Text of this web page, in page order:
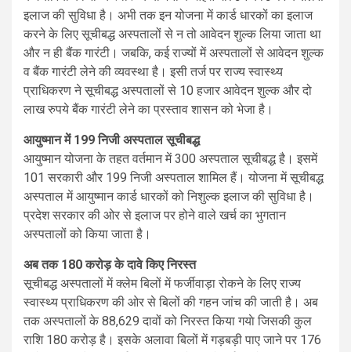
इलाज की सुविधा है। अभी तक इन योजना में कार्ड धारकों का इलाज
करने के लिए सूचीबद्ध अस्पतालों से न तो आवेदन शुल्क लिया जाता था
और न ही बैंक गारंटी। जबकि, कई राज्यों में अस्पतालों से आवेदन शुल्क
व बैंक गारंटी लेने की व्यवस्था है। इसी तर्ज पर राज्य स्वास्थ्य
प्राधिकरण ने सूचीबद्ध अस्पतालों से 10 हजार आवेदन शुल्क और दो
लाख रुपये बैंक गारंटी लेने का प्रस्ताव शासन को भेजा है।
आयुष्मान में 199 निजी अस्पताल सूचीबद्ध
आयुष्मान योजना के तहत वर्तमान में 300 अस्पताल सूचीबद्ध है। इसमें
101 सरकारी और 199 निजी अस्पताल शामिल हैं। योजना में सूचीबद्ध
अस्पताल में आयुष्मान कार्ड धारकों को निशुल्क इलाज की सुविधा है।
प्रदेश सरकार की ओर से इलाज पर होने वाले खर्च का भुगतान
अस्पतालों को किया जाता है।
अब तक 180 करोड़ के दावे किए निरस्त
सूचीबद्ध अस्पतालों में क्लेम बिलों में फर्जीवाड़ा रोकने के लिए राज्य
स्वास्थ्य प्राधिकरण की ओर से बिलों की गहन जांच की जाती है। अब
तक अस्पतालों के 88,629 दावों को निरस्त किया गयाे जिसकी कुल
राशि 180 करोड़ है। इसके अलावा बिलों में गड़बड़ी पाए जाने पर 176